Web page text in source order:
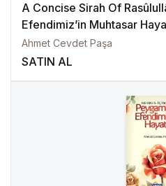
A Concise Sirah Of
Efendimiz’in Muhtasar
Ahmet Cevdet Paşa
SATIN AL